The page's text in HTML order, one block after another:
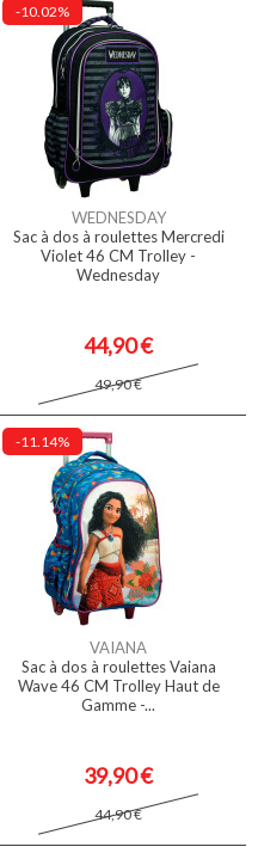
-10.02%
WEDNESDAY
Sac à dos à roulettes Mercredi
Violet 46 CM Trolley -
Wednesday
44,90 €
49,90 €
-11.14%
VAIANA
Sac à dos à roulettes Vaiana
Wave 46 CM Trolley Haut de
Gamme -...
39,90 €
44,90 €